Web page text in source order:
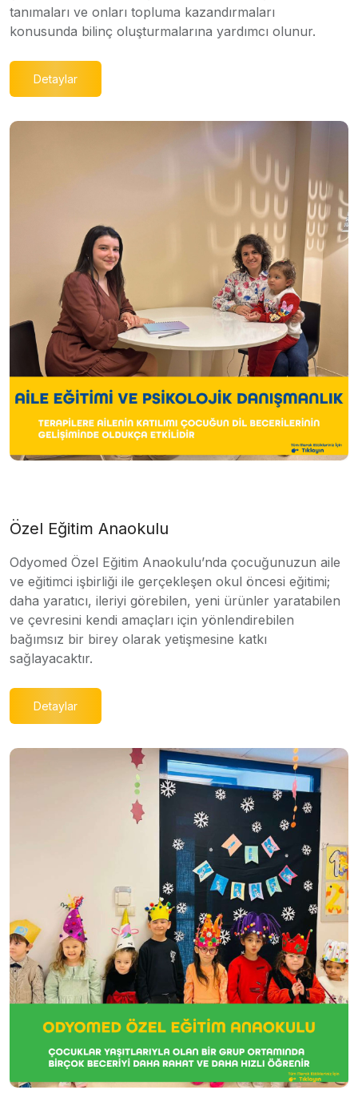
tanımaları ve onları topluma kazandırmaları
konusunda bilinç oluşturmalarına yardımcı olunur.
Detaylar
Özel Eğitim Anaokulu
Odyomed Özel Eğitim Anaokulu’nda çocuğunuzun aile
ve eğitimci işbirliği ile gerçekleşen okul öncesi eğitimi;
daha yaratıcı, ileriyi görebilen, yeni ürünler yaratabilen
ve çevresini kendi amaçları için yönlendirebilen
bağımsız bir birey olarak yetişmesine katkı
sağlayacaktır.
Detaylar